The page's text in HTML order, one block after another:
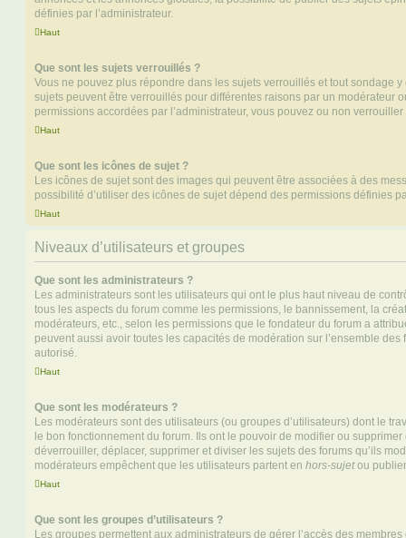
définies par l’administrateur.
Haut
Que sont les sujets verrouillés ?
Vous ne pouvez plus répondre dans les sujets verrouillés et tout sondage
sujets peuvent être verrouillés pour différentes raisons par un modérateur
permissions accordées par l’administrateur, vous pouvez ou non
Haut
Que sont les icônes de sujet ?
Les icônes de sujet sont des images qui peuvent être associées à des
possibilité d’utiliser des icônes de sujet dépend des permissions définies
Haut
Niveaux d’utilisateurs et groupes
Que sont les administrateurs ?
Les administrateurs sont les utilisateurs qui ont le plus haut niveau de
tous les aspects du forum comme les permissions, le bannissement, la
modérateurs, etc., selon les permissions que le fondateur du forum a
peuvent aussi avoir toutes les capacités de modération sur l’ensemble
autorisé.
Haut
Que sont les modérateurs ?
Les modérateurs sont des utilisateurs (ou groupes d’utilisateurs) dont le
le bon fonctionnement du forum. Ils ont le pouvoir de modifier ou
déverrouiller, déplacer, supprimer et diviser les sujets des forums qu’ils
modérateurs empêchent que les utilisateurs partent en hors-sujetou
Haut
Que sont les groupes d’utilisateurs ?
Les groupes permettent aux administrateurs de gérer l’accès des